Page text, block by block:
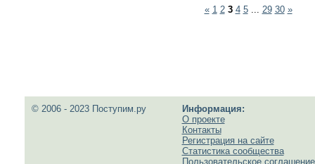
« 1 2 3 4 5 29 30 »
© 2006 - 2023 Поступим.ру
Информация:
О проекте
Контакты
Регистрация на сайте
Статистика сообщества
Пользовательское соглашение